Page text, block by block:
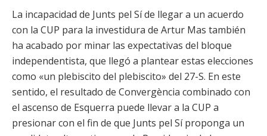
La incapacidad de Junts pel Sí de llegar a un acuerdo
con la CUP para la investidura de Artur Mas también
ha acabado por minar las expectativas del bloque
independentista, que llegó a plantear estas elecciones
como «un plebiscito del plebiscito» del 27-S. En este
sentido, el resultado de Convergència combinado con
el ascenso de Esquerra puede llevar a la CUP a
presionar con el fin de que Junts pel Sí proponga un